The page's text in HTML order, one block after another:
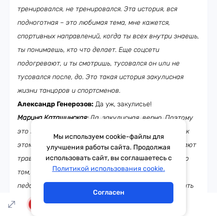
тренировался, не тренировался. Эта история, вся
подноготная – это любимая тема, мне кажется,
спортивных направлений, когда ты всех внутри знаешь,
ты понимаешь, кто что делает. Еще соцсети
подогревают, и ты смотришь, тусовался он или не
тусовался после, до. Это такая история закулисная
жизни танцоров и спортсменов.
Александр Генерозов: Да уж, закулисье!
Марина Каташинская:Да, закулисная, верно. Поэтому
это все очень-очень сложно, и немногие относятся к
этому, как мы сказали, как к спорту, поэтому получают
травмы и забывают, что это такое. А у нас история о
том, что у нас и спортивное образование, и
педагогическое. Поэтому мы понимаем, как построить
себя, чтобы на долгосрочную перспективу выжить и
быть в кондиции такой, что ты можешь сейчас выйти.
Тема дня Гороскоп
Мы используем cookie-файлы для
улучшения работы сайта. Продолжая
использовать сайт, вы соглашаетесь с
Политикой использования cookie.
Согласен